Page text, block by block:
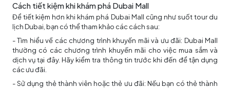
Cách tiết kiệm khi khám phá Dubai Mall
Để tiết kiệm hơn khi khám phá Dubai Mall cũng như suốttour du
lịch Dubai , bạn có thể tham khảo các cách sau:
- Tìm hiểu về các chương trình khuyến mãi và ưu đãi: Dubai Mall
thường có các chương trình khuyến mãi cho việc mua sắm và
dịch vụ tại đây. Hãy kiểm tra thông tin trước khi đến để tận dụng
các ưu đãi.
- Sử dụng thẻ thành viên hoặc thẻ ưu đãi: Nếu bạn có thẻ thành